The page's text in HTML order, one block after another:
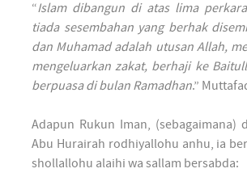
“Islam dibangun di atas lima
tiada sesembahan yang berhak
dan Muhamad adalah utusan Allah,
mengeluarkan zakat, berhaji ke
berpuasa di bulan Ramadhan.”
Adapun Rukun Iman, (sebagaimana)
Abu Hurairah rodhiyallohu anhu, ia
shollallohu alaihi wa sallam bersabda: